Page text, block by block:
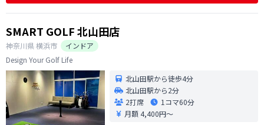
SMART GOLF 北山田店
神奈川県横浜市
インドア
Design Your Golf Life
北山田駅から徒歩4分
北山田駅から2分
2打席
1コマ60分
月額 4,400円〜